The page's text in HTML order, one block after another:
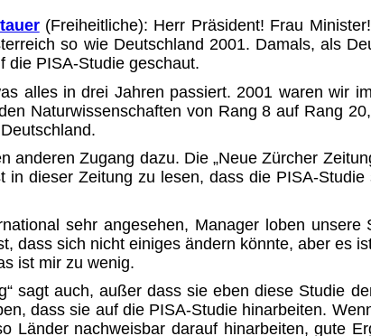
(Freiheitliche): Herr Präsident! Frau
so wie Deutschland 2001. Damals, als
die PISA-Studie geschaut.
alles in drei Jahren passiert. 2001 waren wir
Naturwissenschaften von Rang 8 auf Rang
anderen Zugang dazu. Die „Neue Zürcher
in dieser Zeitung zu lesen, dass die PISA-
sehr angesehen, Manager loben
dass sich nicht einiges ändern könnte, aber es
ist mir zu wenig.
sagt auch, außer dass sie eben diese Studie
dass sie auf die PISA-Studie hinarbeiten.
Länder nachweisbar darauf hinarbeiten, gute